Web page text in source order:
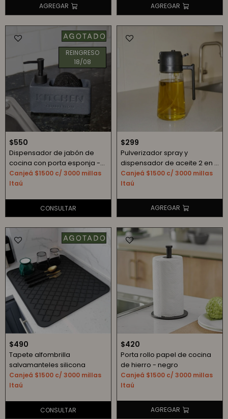
REINGRESO
18/08
$550
Dispensador de jabón de
cocina con porta esponja -
negro
Canjeá $1500 c/ 3000 millas
Itaú
$299
Pulverizador spray y
dispensador de aceite 2 en 1
- negro
Canjeá $1500 c/ 3000 millas
Itaú
$490
Tapete alfombrilla
salvamanteles silicona
Canjeá $1500 c/ 3000 millas
Itaú
$420
Porta rollo papel de cocina
de hierro - negro
Canjeá $1500 c/ 3000 millas
Itaú